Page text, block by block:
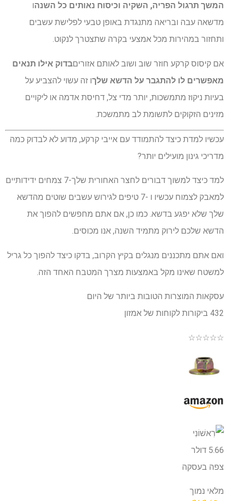
המשך תרגול הפריה, השקיה וכיסוח נאותים כל השנהו
מדשאה עבה ובריאה מתנגדת באופן טבעי לפלישת עשבים
ותחזור במהירות מכל אמצעי בקרה שתצטרך לנקוט.
אם קיסוס קרקע חוזר שוב ושוב לאותם אזוריםבדוק אילו תנאים
מאפשרים לו להתגבר על הדשא שלךו זה עשוי להצביע על
בעיות ניקוז מתמשכות, יותר מדי צל, דחיסת אדמה או ליקויים
מזינים הזקוקים לתשומת לב מתמשכת.
עכשיו למדת כיצד להתמודד עם אייבי קרקע, מדוע לא לבדוק כמה
מדריכי גינון מועילים יותר?
למד כיצד למשוך דבורים לחצר האחורית שלך-7 צמחים ידידותיים
למאבק לצמוח עכשיו ו -7 טיפים לגירוש עשבים שוטים מהדשא
שלך שלא יפגע בדשא. כמו כן, אם אתם מחפשים להפוך את
הדשא שלכם לירוק מתמיד השנה, אנו מכוסים.
ואם אתם מתכננים מנגלים בקיץ הקרוב, בדקו כיצד להפוך כל גריל
למשטח שאינו מקל באמצעות מצרך המטבח האחד הזה.
עסקאות המוצרות הטובות ביותר של היום
432 ביקורות לקוחות של אמזון
☆
☆
☆
☆
☆
5.66 דולר
צפה בעסקה
מלאי נמוך